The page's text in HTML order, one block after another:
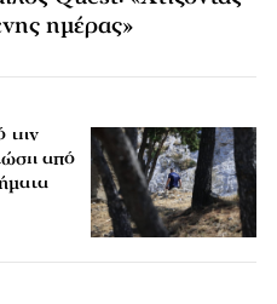
ημέρας»
την
από